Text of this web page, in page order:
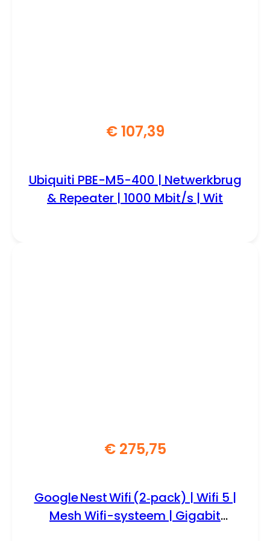
€107,39
Ubiquiti PBE-M5-400 | Netwerkbrug
& Repeater | 1000 Mbit/s | Wit
€275,75
Google Nest Wifi (2‑pack) | Wifi 5 |
Mesh Wifi-systeem | Gigabit